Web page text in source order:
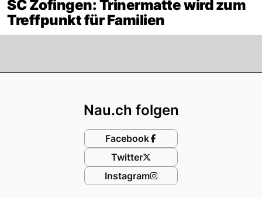
SC Zofingen: Trinermatte wird zum
Treffpunkt für Familien
Nau.ch folgen
Facebook
Twitter
Instagram